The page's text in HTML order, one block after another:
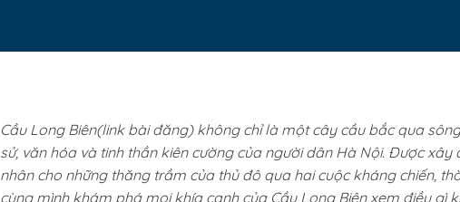
Cầu Long Biên(link bài đăng)không chỉ là một cây cầu bắc qua
sử, văn hóa và tinh thần kiên cường của người dân Hà Nội. Được
nhân cho những thăng trầm của thủ đô qua hai cuộc kháng chiến,
cùng mình khám phá mọi khía cạnh của Cầu Long Biên xem điều gì